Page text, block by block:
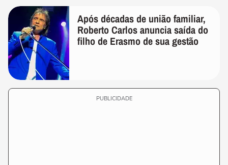
Após décadas de união familiar,
Roberto Carlos anuncia saída do
filho de Erasmo de sua gestão
PUBLICIDADE